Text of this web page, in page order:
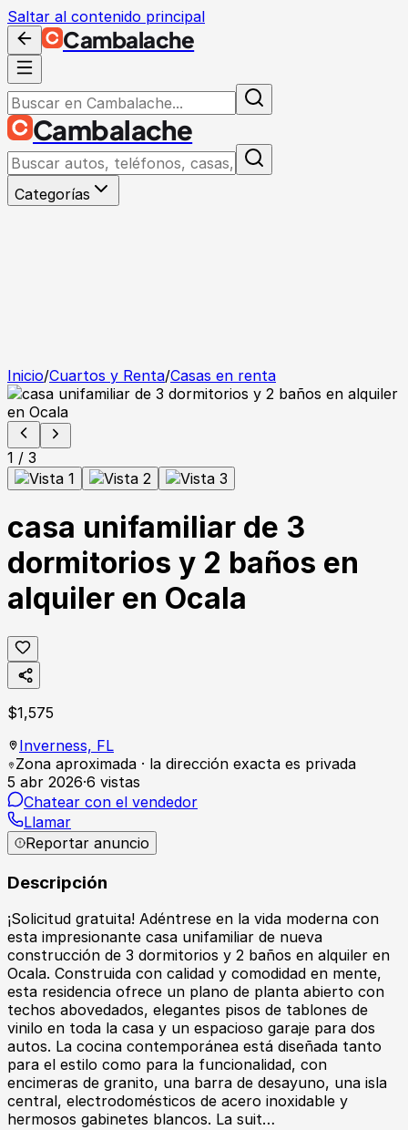
Saltar al contenido principal
Cambalache
Cambalache
Categorías
Inicio/Cuartos y Renta/Casas en renta
1 / 3
casa unifamiliar de 3
dormitorios y 2 baños en
alquiler en Ocala
$1,575
Inverness, FL
Zona aproximada · la dirección exacta es privada
5 abr 2026·6 vistas
Chatear con el vendedor
Llamar
Reportar anuncio
Descripción
¡Solicitud gratuita! Adéntrese en la vida moderna con
esta impresionante casa unifamiliar de nueva
construcción de 3 dormitorios y 2 baños en alquiler en
Ocala. Construida con calidad y comodidad en mente,
esta residencia ofrece un plano de planta abierto con
techos abovedados, elegantes pisos de tablones de
vinilo en toda la casa y un espacioso garaje para dos
autos. La cocina contemporánea está diseñada tanto
para el estilo como para la funcionalidad, con
encimeras de granito, una barra de desayuno, una isla
central, electrodomésticos de acero inoxidable y
hermosos gabinetes blancos. La suit…